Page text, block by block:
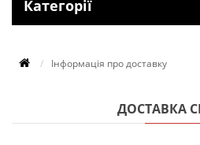
Категорії
Інформація про доставку
ДОСТАВКА